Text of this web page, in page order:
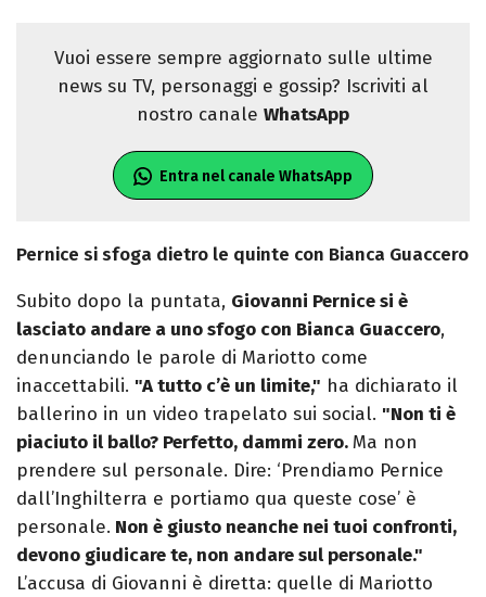
Vuoi essere sempre aggiornato sulle ultime
news su TV, personaggi e gossip? Iscriviti al
nostro canale WhatsApp
Entra nel canale WhatsApp
Pernice si sfoga dietro le quinte con Bianca Guaccero
Subito dopo la puntata, Giovanni Pernice si è
lasciato andare a uno sfogo con Bianca Guaccero,
denunciando le parole di Mariotto come
inaccettabili. "A tutto c’è un limite," ha dichiarato il
ballerino in un video trapelato sui social. "Non ti è
piaciuto il ballo? Perfetto, dammi zero.Ma non
prendere sul personale. Dire: ‘Prendiamo Pernice
dall’Inghilterra e portiamo qua queste cose’ è
personale. Non è giusto neanche nei tuoi confronti,
devono giudicare te, non andare sul personale."
L’accusa di Giovanni è diretta: quelle di Mariotto